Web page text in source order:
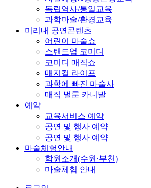
독립역사/통일교육
과학마술/환경교육
미리내 공연콘텐츠
어린이 마술쇼
스탠드업 코미디
코미디 매직쇼
매지컬 라이프
과학에 빠진 마술사
매직 벌룬 카니발
예약
교육서비스 예약
공연 및 행사 예약
공연 및 행사 예약
마술체험안내
학원소개(수원·부천)
마술체험 안내